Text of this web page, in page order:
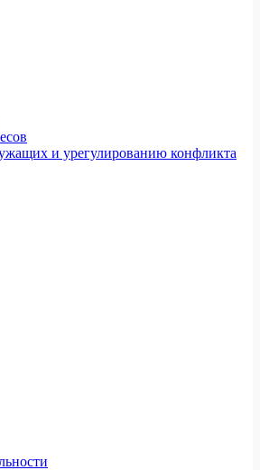
и урегулированию конфликта